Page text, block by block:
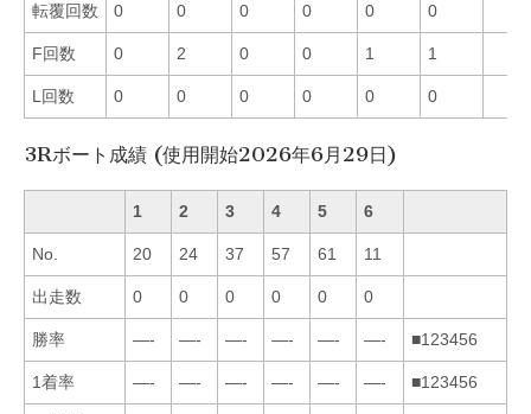
転覆回数 0 0 0 0 0 0
F回数 0 2 0 0 1 1
L回数 0 0 0 0 0 0
3Rボート成績 (使用開始2026年6月29日)
1 2 3 4 5 6
No. 20 24 37 57 61 11
出走数 0 0 0 0 0 0
勝率 —- —- —- —- —- —- ■123456
1着率 —- —- —- —- —- —- ■123456